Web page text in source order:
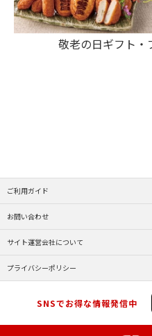
敬老の日ギフト・
ご利用ガイド
お問い合わせ
サイト運営会社について
プライバシーポリシー
SNSでお得な情報発信中